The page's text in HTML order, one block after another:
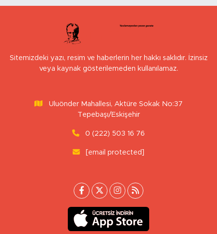
Sitemizdeki yazı, resim ve haberlerin her hakkı saklıdır. İzinsiz
veya kaynak gösterilemeden kullanılamaz.
Uluönder Mahallesi, Aktüre Sokak No:37
Tepebaşı/Eskişehir
0 (222) 503 16 76
[email protected]